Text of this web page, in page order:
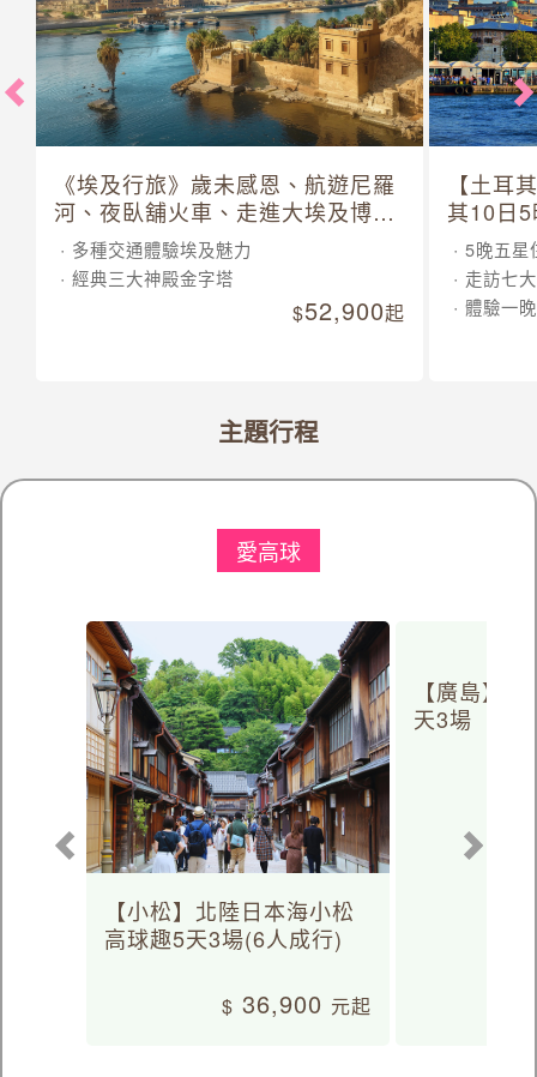
《埃及行旅》歲未感恩、航遊尼羅
河、夜臥舖火車、走進大埃及博物
館 10 日
多種交通體驗埃及魅力
經典三大神殿金字塔
52,900起
【土耳
其10日
5晚五星
走訪七
體驗一
愛高球
主題行程
【小松】北陸日本海小松
高球趣5天3場(6人成行)
36,900
【廣島】
天3場